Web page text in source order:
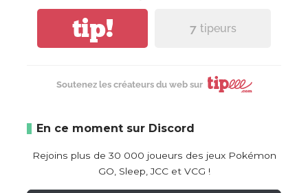
tip! 7 tipeurs
Soutenez les créateurs du web sur
En ce moment sur Discord
Rejoins plus de 30 000 joueurs des jeux Pokémon
GO, Sleep, JCC et VCG !